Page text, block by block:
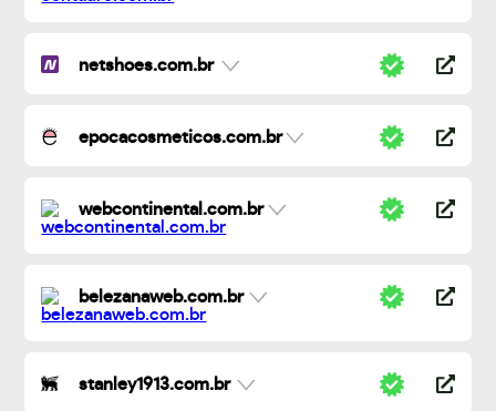
netshoes.com.br
epocacosmeticos.com.br
webcontinental.com.br
belezanaweb.com.br
stanley1913.com.br